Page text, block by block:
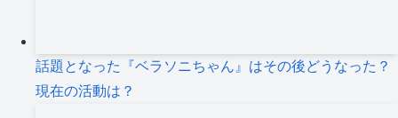
話題となった『ベラソニちゃん』はその後どうなった？
現在の活動は？